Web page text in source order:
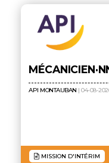
API MONTAUBAN | 04-08-
MISSION D'INTÉRIM